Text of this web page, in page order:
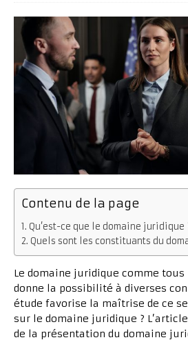
Contenu de la page
Qu’est-ce que le domaine juridique
Quels sont les constituants du
Le domaine juridique comme
donne la possibilité à diverses
étude favorise la maîtrise de ce
sur le domaine juridique ?
de la présentation du domaine